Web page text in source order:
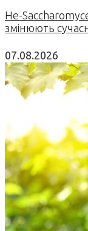
Не-
змінюють
07.08.2026